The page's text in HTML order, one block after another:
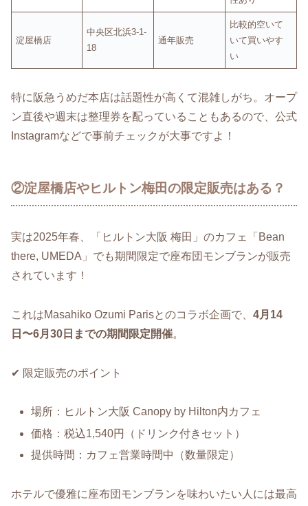
淀屋橋店
中央区北浜3-1-
18
通年販売
比較的空いて
いて買いやす
い
特に阪急うめだ本店は話題性が高くて混雑しがち。オープ
ン直後や週末は整理券を配っていることもあるので、公式
Instagramなどで事前チェックが大事ですよ！
②淀屋橋店やヒルトン梅田の限定販売はある？
実は2025年春、「ヒルトン大阪 梅田」のカフェ「Bean
there, UMEDA」でも期間限定で座布団モンブランが販売
されています！
これはMasahiko Ozumi Parisとのコラボ企画で、 4月14
日〜6月30日までの期間限定開催。
✔ 限定販売のポイント
場所：ヒルトン大阪 Canopy by Hilton内カフェ
価格：税込1,540円（ドリンク付きセット）
提供時間：カフェ営業時間中（数量限定）
ホテルで優雅に座布団モンブランを味わいたい人には最高